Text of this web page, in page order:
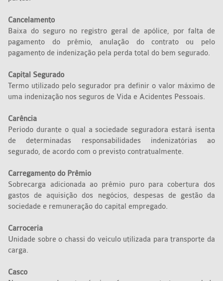
Cancelamento
Baixa do seguro no registro geral de apólice, por falta de
pagamento do prêmio, anulação do contrato ou pelo
pagamento de indenização pela perda total do bem segurado.
Capital Segurado
Termo utilizado pelo segurador pra definir o valor máximo de
uma indenização nos seguros de Vida e Acidentes Pessoais.
Carência
Período durante o qual a sociedade seguradora estará isenta
de determinadas responsabilidades indenizatórias ao
segurado, de acordo com o previsto contratualmente.
Carregamento do Prêmio
Sobrecarga adicionada ao prêmio puro para cobertura dos
gastos de aquisição dos negócios, despesas de gestão da
sociedade e remuneração do capital empregado.
Carroceria
Unidade sobre o chassi do veículo utilizada para transporte da
carga.
Casco